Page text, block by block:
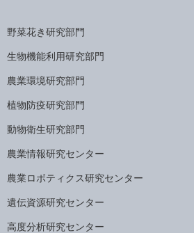
野菜花き研究部門
生物機能利用研究部門
農業環境研究部門
植物防疫研究部門
動物衛生研究部門
農業情報研究センター
農業ロボティクス研究センター
遺伝資源研究センター
高度分析研究センター